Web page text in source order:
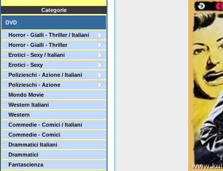
Categorie
DVD
Horror - Gialli - Thriller / Italiani
Horror - Gialli - Thriller
Erotici - Sexy / Italiani
Erotici - Sexy
Polizieschi - Azione / Italiani
Polizieschi - Azione
Mondo Movie
Western Italiani
Western
Commedie - Comici / Italiani
Commedie - Comici
Drammatici Italiani
Drammatici
Fantascienza